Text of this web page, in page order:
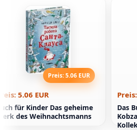
Preis: 5.06 EUR
5.06 EUR
für Kinder Das geheime
des Weihnachtsmanns
Das